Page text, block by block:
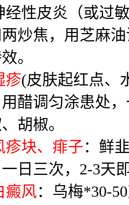
经性皮炎（或过
炒焦，用芝麻
。
疹(皮肤起红点、
醋调匀涂患处
胡椒。
疹块、痱子：鲜
日三次， 2-3天
癜风：乌梅*30-50